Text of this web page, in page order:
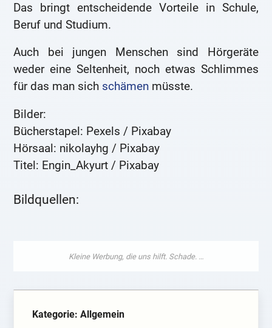
Das bringt entscheidende Vorteile in Schule,
Beruf und Studium.
Auch bei jungen Menschen sind Hörgeräte
weder eine Seltenheit, noch etwas Schlimmes
für das man sich schämen müsste.
Bilder:
Bücherstapel: Pexels / Pixabay
Hörsaal: nikolayhg / Pixabay
Titel: Engin_Akyurt / Pixabay
Bildquellen:
Kategorie: Allgemein